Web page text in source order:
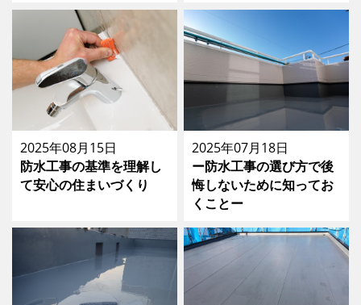
2025年08月15日
防水工事の基準を理解し
て安心の住まいづくり
2025年07月18日
ー防水工事の選び方で後
悔しないために知ってお
くことー